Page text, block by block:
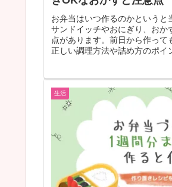
お弁当はいつ作るのかというと
サンドイッチやおにぎり、おか
点があります。前日から作っ
正しい調理方法や詰め方のポイ
生活